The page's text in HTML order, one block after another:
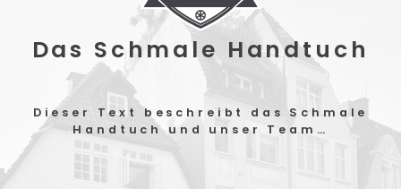
Das Schmale Handtuch
Dieser Text beschreibt das Schmale
Handtuch und unser Team…